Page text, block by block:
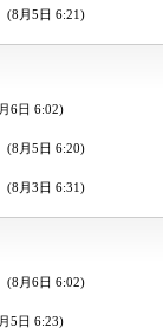
(8月5日 6:21)
6日 6:02)
(8月5日 6:20)
(8月3日 6:31)
(8月6日 6:02)
5日 6:23)